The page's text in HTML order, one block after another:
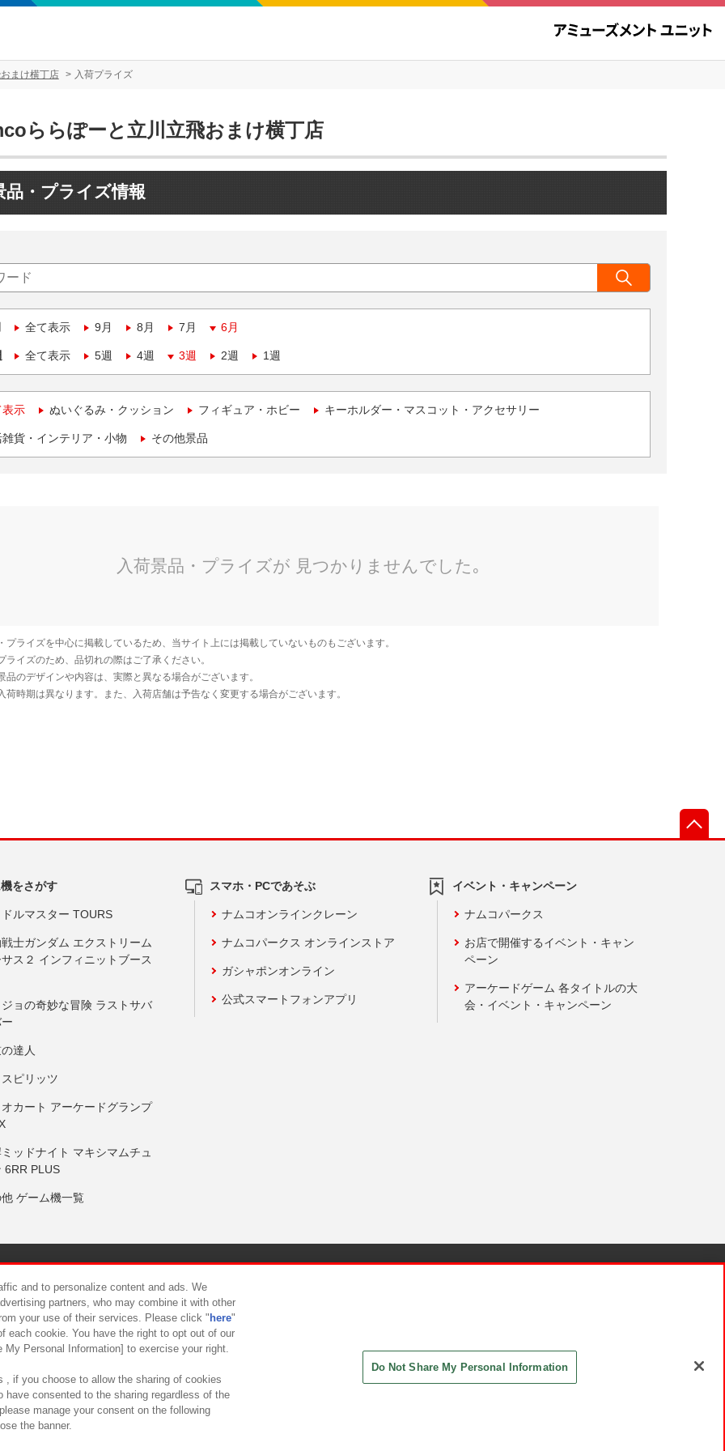
まけ横丁店 入荷プライズ
ららぽーと立川立飛おまけ横丁店
品・プライズ情報
全て表示 9月 8月 7月 6月
全て表示 5週 4週 3週 2週 1週
表示 ぬいぐるみ・クッション フィギュア・ホビー キーホルダー・マスコット・アクセサリー
貨・インテリア・小物 その他景品
をさがす
ルマスター TOURS
士ガンダム エクストリーム
ス２ インフィニットブース
ョの奇妙な冒険 ラストサバ
達人
ピリッツ
カート アーケードグランプ
ッドナイト マキシマムチュ
6RR PLUS
ゲーム機一覧
スマホ・PCであそぶ
ナムコオンラインクレーン
ナムコパークス オンラインストア
ガシャポンオンライン
公式スマートフォンアプリ
イベント・キャンペーン
ナムコパークス
お店で開催するイベント・キャン
ペーン
アーケードゲーム 各タイトルの大
会・イベント・キャンペーン
について カスタマーハラスメント対応方針
and to personalize content and ads. We
partners, who may combine it with other
your use of their services. Please click " here"
each cookie. You have the right to opt out of our
Personal Information] to exercise your right.
, if you choose to allow the sharing of cookies
have consented to the sharing regardless of the
manage your consent on the following
the banner.
Do Not Share My Personal Information